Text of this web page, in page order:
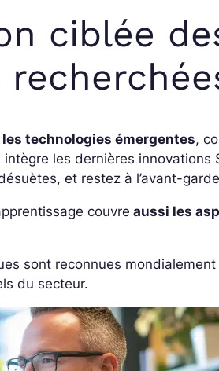
ciblée
les technologies émergentes,
intègre les dernières
et restez à l’avant-
couvre aussi les
sont reconnues mondialement
du secteur.